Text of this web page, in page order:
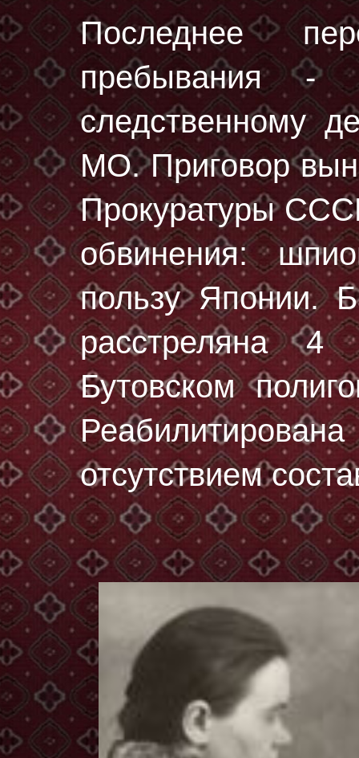
Последнее
пребывания -
МО. Приговор
Прокуратуры
обвинения:
пользу Японии.
расстреляна4
Бутовском
отсутствием